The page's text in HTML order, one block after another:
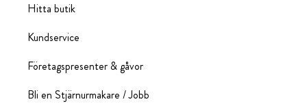
Hitta butik
Kundservice
Företagspresenter & gåvor
Bli en Stjärnurmakare / Jobb